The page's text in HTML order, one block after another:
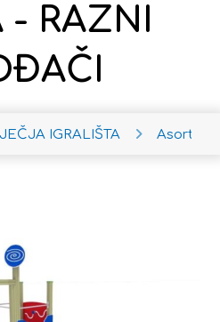
- RAZNI
IGRALIŠTA